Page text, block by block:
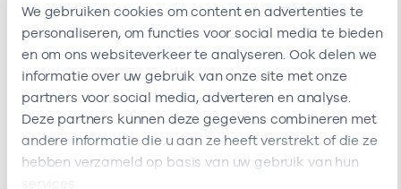
We gebruiken cookies om content en advertenties te
personaliseren, om functies voor social media te bieden
en om ons websiteverkeer te analyseren. Ook delen we
informatie over uw gebruik van onze site met onze
partners voor social media, adverteren en analyse.
Deze partners kunnen deze gegevens combineren met
andere informatie die u aan ze heeft verstrekt of die ze
hebben verzameld op basis van uw gebruik van hun
Naam Adres AGB-code
Huisartsenpraktijk
Herengracht B.v.
Herengracht
160
1016BN
Amsterdam
- 01-